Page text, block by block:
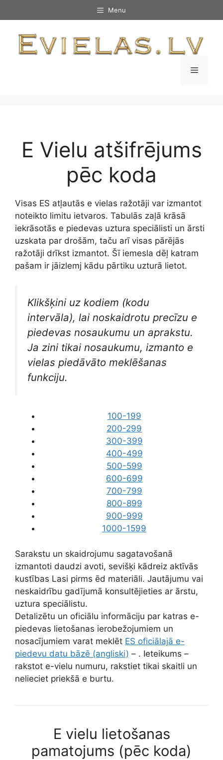
to
Menu
Menu
E Vielu atšifrējums
pēc koda
Visas ES atļautās e vielas ražotāji var izmantot
noteikto limitu ietvaros. Tabulās zaļā krāsā
iekrāsotās e piedevas uztura speciālisti un ārsti
uzskata par drošām, taču arī visas pārējās
ražotāji drīkst izmantot. Šī iemesla dēļ katram
pašam ir jāizlemj kādu pārtiku uzturā lietot.
Klikšķini uz kodiem (kodu
intervāla), lai noskaidrotu precīzu e
piedevas nosaukumu un aprakstu.
Ja zini tikai nosaukumu, izmanto e
vielas piedāvāto meklēšanas
funkciju.
100-199
200-299
300-399
400-499
500-599
600-699
700-799
800-899
900-999
1000-1599
Sarakstu un skaidrojumu sagatavošanā
izmantoti daudzi avoti, sevišķi kādreiz aktīvās
kustības Lasi pirms ēd materiāli. Jautājumu vai
neskaidrību gadījumā konsultējieties ar ārstu,
uztura speciālistu.
Detalizētu un oficiālu informāciju par katras e-
piedevas lietošanas ierobežojumiem un
nosacījumiem varat meklēt ES oficiālajā e-
piedevu datu bāzē (angliski) – . Ieteikums –
rakstot e-vielu numuru, rakstiet tikai skaitli un
nelieciet priekšā e burtu.
E vielu lietošanas
pamatojums (pēc koda)